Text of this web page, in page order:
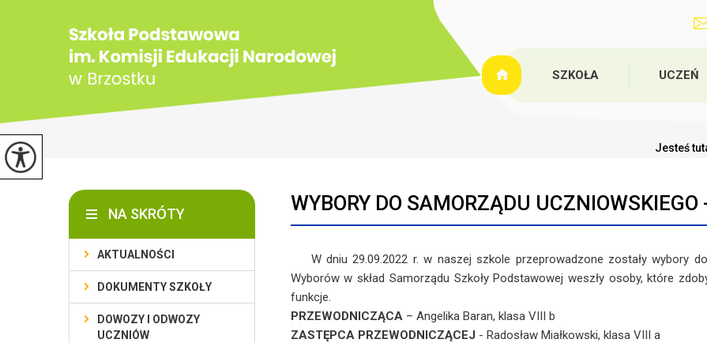
SZKOŁA UCZEŃ
Jesteś
WYBORY DO SAMORZĄDU
W dniu 29.09.2022 r. w naszej szkole przeprowadzone zostały wybory
Wyborów w skład Samorządu Szkoły Podstawowej weszły osoby, które
funkcje.
PRZEWODNICZĄCA – Angelika Baran, klasa VIII b
ZASTĘPCA PRZEWODNICZĄCEJ - Radosław Miałkowski, klasa VIII a
NA SKRÓTY
AKTUALNOŚCI
DOKUMENTY SZKOŁY
DOWOZY I ODWOZY
UCZNIÓW